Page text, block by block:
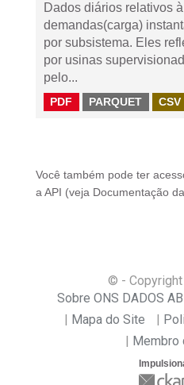
Dados diários relativos
demandas(carga)
por subsistema. Eles
por usinas
pelo...
PDF PARQUET CSV
Você também pode ter
a API (veja Documentação da
© - Copyright
Sobre ONS DADOS
Mapa do Site
Membro